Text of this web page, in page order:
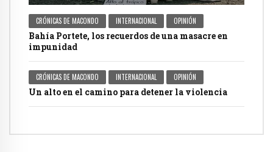
CRÓNICAS DE MACONDO INTERNACIONAL OPINIÓN
Bahía Portete, los recuerdos de una masacre en
impunidad
CRÓNICAS DE MACONDO INTERNACIONAL OPINIÓN
Un alto en el camino para detener la violencia